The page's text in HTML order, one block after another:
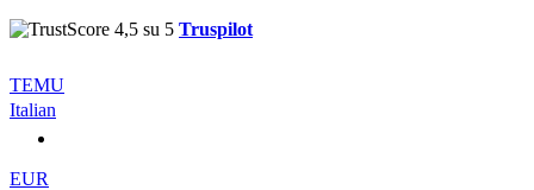
Truspilot
TEMU
Italian
EUR